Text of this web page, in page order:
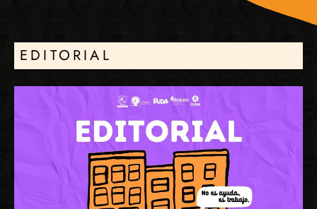
EDITORIAL